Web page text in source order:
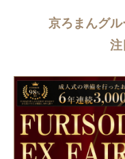
京ろまんグ
注